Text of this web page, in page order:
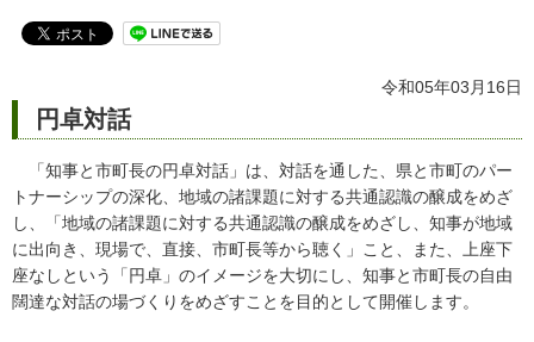
令和05年03月16日
円卓対話
「知事と市町長の円卓対話」は、対話を通した、県と市町のパー
トナーシップの深化、地域の諸課題に対する共通認識の醸成をめざ
し、「地域の諸課題に対する共通認識の醸成をめざし、知事が地域
に出向き、現場で、直接、市町長等から聴く」こと、また、上座下
座なしという「円卓」のイメージを大切にし、知事と市町長の自由
闊達な対話の場づくりをめざすことを目的として開催します。